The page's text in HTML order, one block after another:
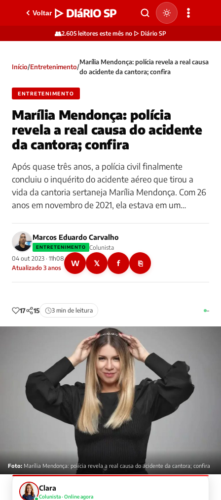
Voltar ▷ DIáRIO SP
👥2.605 leitores este mês no ▷ Diário SP
Início/Entretenimento/
Marília Mendonça: polícia revela a real causa
do acidente da cantora; confira
ENTRETENIMENTO
Marília Mendonça: polícia
revela a real causa do acidente
da cantora; confira
Após quase três anos, a polícia civil finalmente
concluiu o inquérito do acidente aéreo que tirou a
vida da cantoria sertaneja Marília Mendonça. Com 26
anos em novembro de 2021, ela estava em um…
Marcos Eduardo Carvalho
ENTRETENIMENTO
Colunista
04 out 2023 · 11h08
Atualizado 3 anos
W 𝕏 f ⎘
17 15 3 min de leitura –
Foto: Marília Mendonça: polícia revela a real causa do acidente da cantora; confira
Clara
Colunista · Online agora